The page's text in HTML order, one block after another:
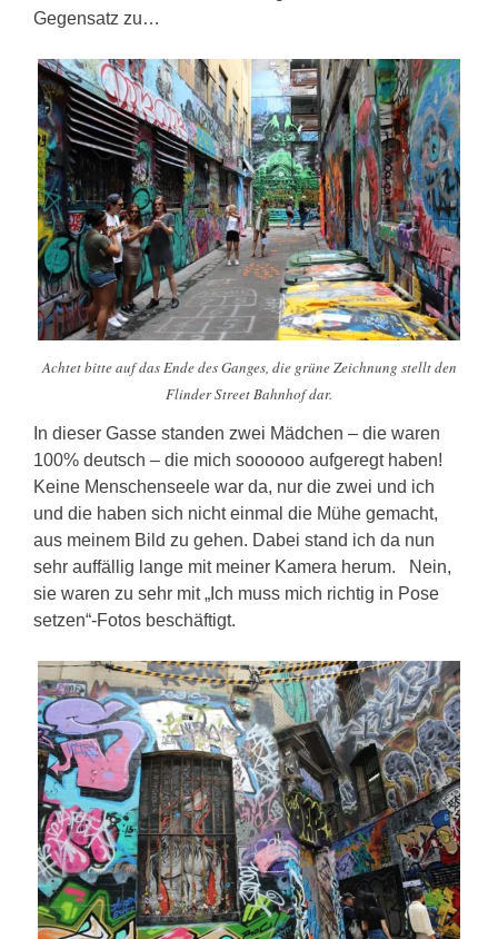
Gegensatz zu…
Achtet bitte auf das Ende des Ganges, die grüne Zeichnung stellt den
Flinder Street Bahnhof dar.
In dieser Gasse standen zwei Mädchen – die waren
100% deutsch – die mich soooooo aufgeregt haben!
Keine Menschenseele war da, nur die zwei und ich
und die haben sich nicht einmal die Mühe gemacht,
aus meinem Bild zu gehen. Dabei stand ich da nun
sehr auffällig lange mit meiner Kamera herum. Nein,
sie waren zu sehr mit „Ich muss mich richtig in Pose
setzen“-Fotos beschäftigt.